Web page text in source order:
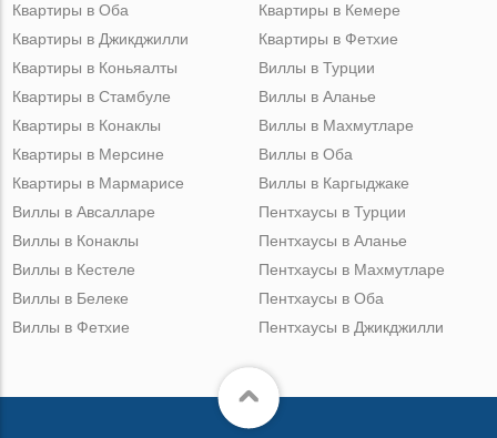
Квартиры в Оба
Квартиры в Джикджилли
Квартиры в Кемере
Квартиры в Фетхие
Квартиры в Коньяалты
Квартиры в Стамбуле
Квартиры в Конаклы
Квартиры в Мерсине
Квартиры в Мармарисе
Виллы в Турции
Виллы в Аланье
Виллы в Махмутларе
Виллы в Оба
Виллы в Каргыджаке
Виллы в Авсалларе
Виллы в Конаклы
Виллы в Кестеле
Виллы в Белеке
Виллы в Фетхие
Пентхаусы в Турции
Пентхаусы в Аланье
Пентхаусы в Махмутларе
Пентхаусы в Оба
Пентхаусы в Джикджилли